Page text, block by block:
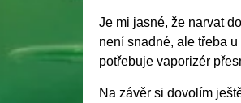
Je mi jasné, že narvat
není snadné, ale třeba
potřebuje vaporizér
Na závěr si dovolím